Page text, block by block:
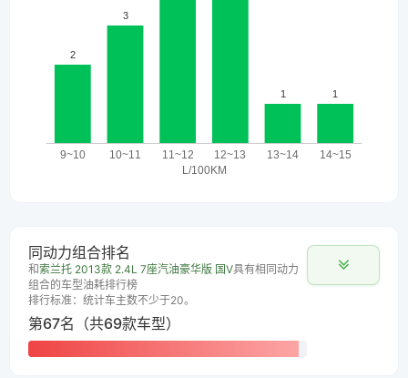
同动力组合排名
和索兰托 2013款 2.4L 7座汽油豪华版 国V具有相同动力
组合的车型油耗排行榜
排行标准：统计车主数不少于20。
第67名（共69款车型）